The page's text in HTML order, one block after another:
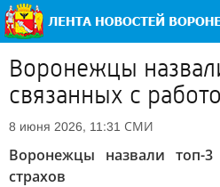
Воронежцы
связанных с
8 июня 2026, 11:31 СМИ
Воронежцы назвали топ-
страхов